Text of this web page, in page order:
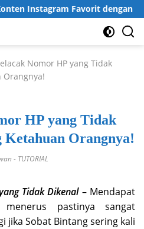
Instagram Favorit dengan
Nomor HP yang Tidak
Orangnya!
HP yang Tidak
Ketahuan Orangnya!
- TUTORIAL
Tidak Dikenal– Mendapat
pastinya sangat
jika Sobat Bintang sering kali